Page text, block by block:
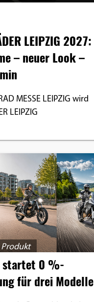
LEIPZIG 2027:
– neuer Look –
MESSE LEIPZIG wird
LEIPZIG
startet 0 %-
für drei Modelle